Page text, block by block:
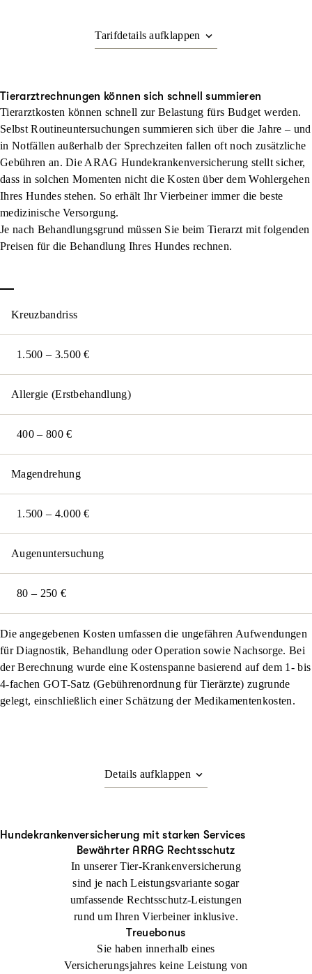
Tierarztrechnungen können sich schnell summieren
Tierarztkosten können schnell zur Belastung fürs Budget werden.
Selbst Routineuntersuchungen summieren sich über die Jahre – und
in Notfällen außerhalb der Sprechzeiten fallen oft noch zusätzliche
Gebühren an. Die ARAG Hundekrankenversicherung stellt sicher,
dass in solchen Momenten nicht die Kosten über dem Wohlergehen
Ihres Hundes stehen. So erhält Ihr Vierbeiner immer die beste
medizinische Versorgung.
Je nach Behandlungsgrund müssen Sie beim Tierarzt mit folgenden
Preisen für die Behandlung Ihres Hundes rechnen.
Kreuzbandriss
1.500 – 3.500 €
Allergie (Erstbehandlung)
400 – 800 €
Magendrehung
1.500 – 4.000 €
Augenuntersuchung
80 – 250 €
Die angegebenen Kosten umfassen die ungefähren Aufwendungen
für Diagnostik, Behandlung oder Operation sowie Nachsorge. Bei
der Berechnung wurde eine Kostenspanne basierend auf dem 1- bis
4-fachen GOT-Satz (Gebührenordnung für Tierärzte) zugrunde
gelegt, einschließlich einer Schätzung der Medikamentenkosten.
Hundekrankenversicherung mit starken Services
Bewährter ARAG Rechtsschutz
In unserer Tier-Krankenversicherung
sind je nach Leistungsvariante sogar
umfassende Rechtsschutz-Leistungen
rund um Ihren Vierbeiner inklusive.
Treuebonus
Sie haben innerhalb eines
Versicherungsjahres keine Leistung von